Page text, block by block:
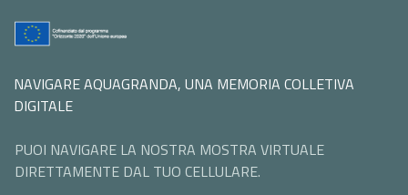
NAVIGARE AQUAGRANDA, UNA MEMORIA COLLETIVA
DIGITALE
PUOI NAVIGARE LA NOSTRA MOSTRA VIRTUALE
DIRETTAMENTE DAL TUO CELLULARE.